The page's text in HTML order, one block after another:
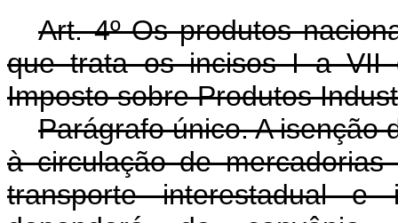
Art. 4º Os produtos
que trata os incisos I a VII
Imposto sobre Produtos
Parágrafo único. A isenção
à circulação de
transporte interestadual e